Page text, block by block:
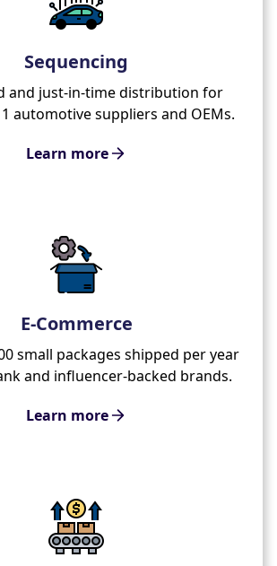
Sequencing
and just-in-time distribution for
automotive suppliers and OEMs.
Learn more
E-Commerce
small packages shipped per year
and influencer-backed brands.
Learn more